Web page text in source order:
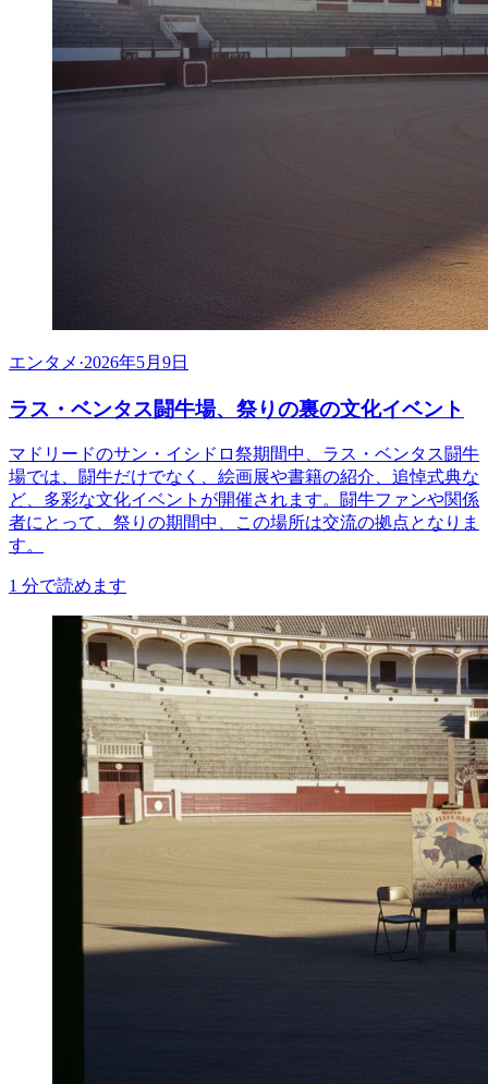
エンタメ ·2026年5月9日
ラス・ベンタス闘牛場、祭りの裏の文化イベント
マドリードのサン・イシドロ祭期間中、ラス・ベンタス闘牛
場では、闘牛だけでなく、絵画展や書籍の紹介、追悼式典な
ど、多彩な文化イベントが開催されます。闘牛ファンや関係
者にとって、祭りの期間中、この場所は交流の拠点となりま
す。
1 分で読めます